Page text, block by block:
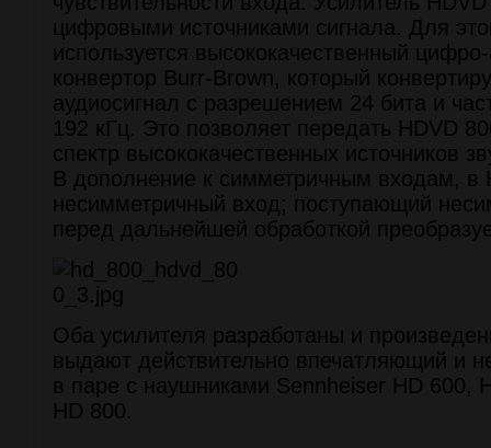
цифровыми источниками сигнала. Для
используется высококачественный
конвертор Burr-Brown, который
аудиосигнал с разрешением 24 бита и
192 кГц. Это позволяет передать HDVD
спектр высококачественных источников
В дополнение к симметричным входам, в
несимметричный вход; поступающий
перед дальнейшей обработкой
Оба усилителя разработаны и
выдают действительно впечатляющий и
в паре с наушниками Sennheiser HD 600,
HD 800.